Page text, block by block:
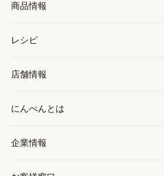
商品情報
レシピ
店舗情報
にんべんとは
企業情報